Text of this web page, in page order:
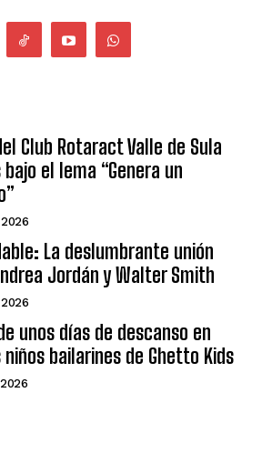
Club Rotaract Valle de Sula
el lema “Genera un
La deslumbrante unión
Jordán y Walter Smith
unos días de descanso en
bailarines de Ghetto Kids